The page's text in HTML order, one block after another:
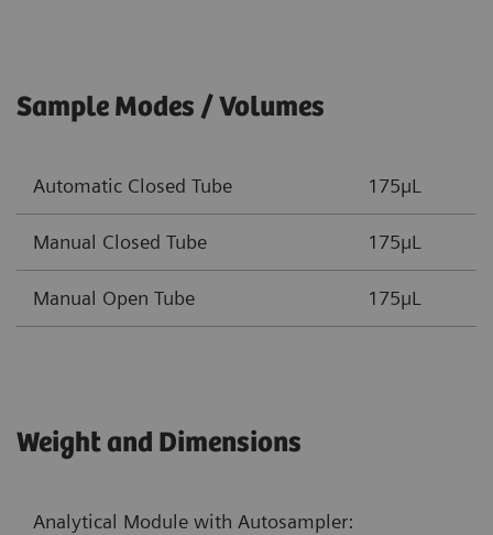
Sample Modes / Volumes
Automatic Closed Tube 175µL
Manual Closed Tube 175µL
Manual Open Tube 175µL
Weight and Dimensions
Analytical Module with Autosampler: